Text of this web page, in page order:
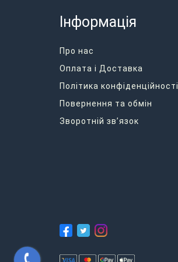
Інформація
Про нас
Оплата і Доставка
Політика конфіденційності
Повернення та обмін
Зворотній зв’язок